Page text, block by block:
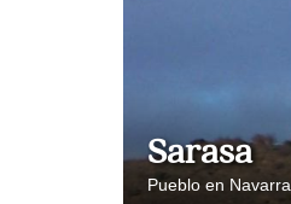
Sarasa
Pueblo en Navarra